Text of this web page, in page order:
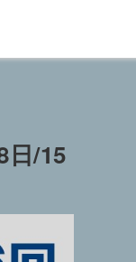
日/15